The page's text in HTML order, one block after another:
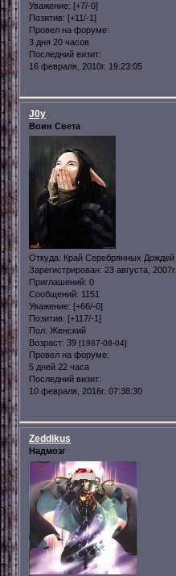
Уважение: [+7/-0]
Позитив: [+11/-1]
Провел на форуме:
3 дня 20 часов
Последний визит:
16 февраля, 2010г. 19:23:05
J0y
Воин Света
Откуда: Край Серебрянных Дождей
Зарегистрирован: 23 августа, 2007г.
Приглашений: 0
Сообщений: 1151
Уважение: [+66/-0]
Позитив: [+117/-1]
Пол: Женский
Возраст: 39 [1987-08-04]
Провел на форуме:
5 дней 22 часа
Последний визит:
10 февраля, 2016г. 07:38:30
Zeddikus
Надмозг